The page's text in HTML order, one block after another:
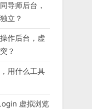
导师后台，
立？
作后台，虚
？
用什么工具
虚拟浏览